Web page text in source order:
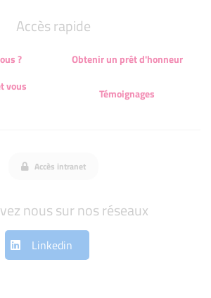
Accès rapide
?
Obtenir un prêt d'honneur
vous
Témoignages
Accès intranet
nous sur nos réseaux
Linkedin